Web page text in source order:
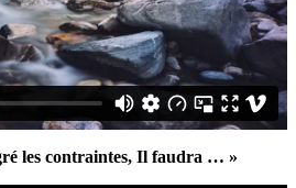
les contraintes, Il faudra … »